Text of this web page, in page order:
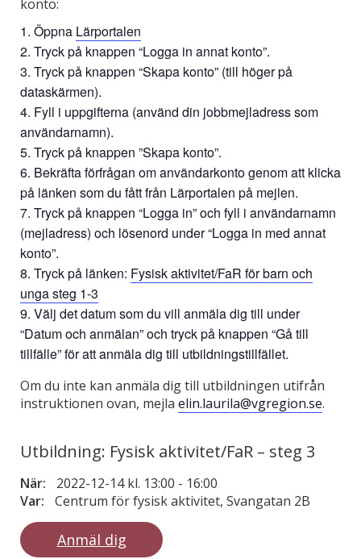
konto:
Öppna Lärportalen
Tryck på knappen “Logga in annat konto”.
Tryck på knappen “Skapa konto” (till höger på
dataskärmen).
Fyll i uppgifterna (använd din jobbmejladress som
användarnamn).
Tryck på knappen ”Skapa konto”.
Bekräfta förfrågan om användarkonto genom att klicka
på länken som du fått från Lärportalen på mejlen.
Tryck på knappen “Logga in” och fyll i användarnamn
(mejladress) och lösenord under “Logga in med annat
konto”.
Tryck på länken: Fysisk aktivitet/FaR för barn och
unga steg 1-3
Välj det datum som du vill anmäla dig till under
“Datum och anmälan” och tryck på knappen “Gå till
tillfälle” för att anmäla dig till utbildningstillfället.
Om du inte kan anmäla dig till utbildningen utifrån
instruktionen ovan, mejla elin.laurila@vgregion.se.
Utbildning: Fysisk aktivitet/FaR – steg 3
När: 2022-12-14 kl. 13:00 - 16:00
Var:
Centrum för fysisk aktivitet, Svangatan 2B
Anmäl dig